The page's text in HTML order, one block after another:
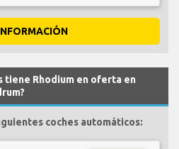
tiene Rhodium en oferta en
coches automáticos: